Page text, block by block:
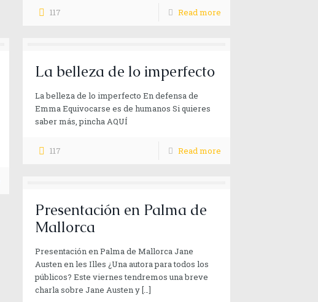
117 Read more
La belleza de lo imperfecto
La belleza de lo imperfecto En defensa de
Emma Equivocarse es de humanos Si quieres
saber más, pincha AQUÍ
117 Read more
Presentación en Palma de
Mallorca
Presentación en Palma de Mallorca Jane
Austen en les Illes ¿Una autora para todos los
públicos? Este viernes tendremos una breve
charla sobre Jane Austen y[…]